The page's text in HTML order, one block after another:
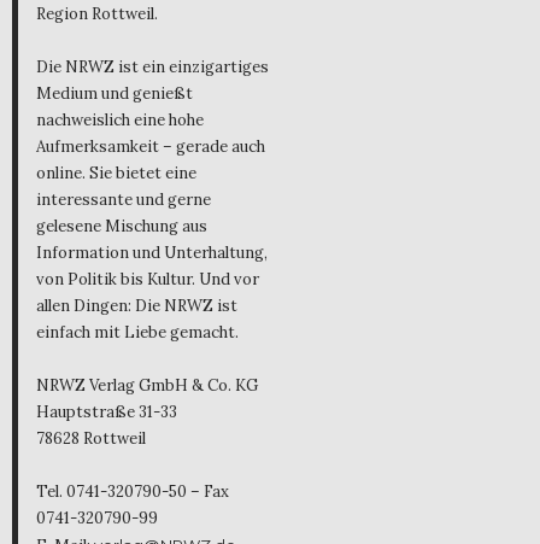
Region Rottweil.
Die NRWZ ist ein einzigartiges
Medium und genießt
nachweislich eine hohe
Aufmerksamkeit – gerade auch
online. Sie bietet eine
interessante und gerne
gelesene Mischung aus
Information und Unterhaltung,
von Politik bis Kultur. Und vor
allen Dingen: Die NRWZ ist
einfach mit Liebe gemacht.
NRWZ Verlag GmbH & Co. KG
Hauptstraße 31-33
78628 Rottweil
Tel. 0741-320790-50 – Fax
0741-320790-99